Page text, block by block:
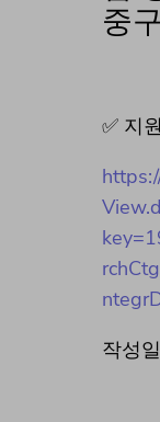
중
✅ 지
작성